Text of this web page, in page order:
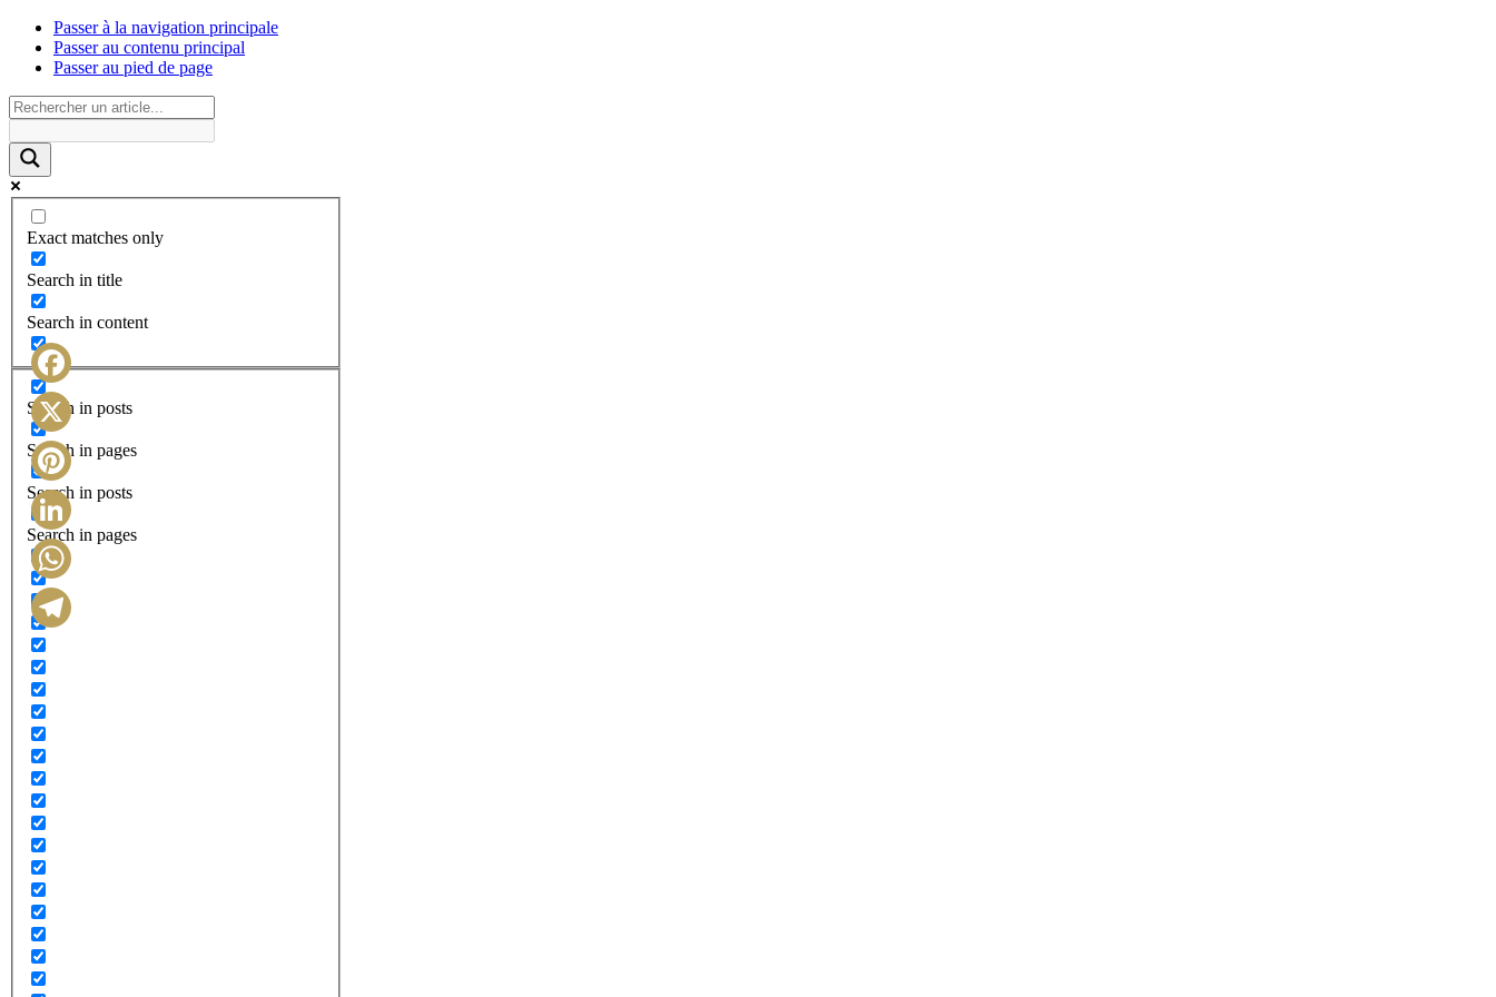
Passer à la navigation principale
Passer au contenu principal
Passer au pied de page
Exact matches only
Search in title
Search in content
Search in posts
Search in pages
Search in posts
Search in pages
Facebook
X
Pinterest
LinkedIn
WhatsApp
Telegram